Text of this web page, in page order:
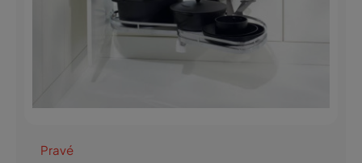
Pravé